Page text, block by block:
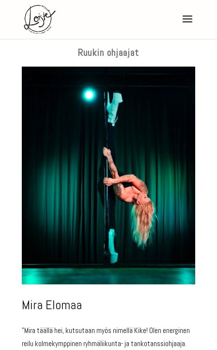
Ruukin ohjaajat
Mira Elomaa
”Mira täällä hei, kutsutaan myös nimellä Kike! Olen energinen
reilu kolmekymppinen ryhmäliikunta- ja tankotanssiohjaaja.